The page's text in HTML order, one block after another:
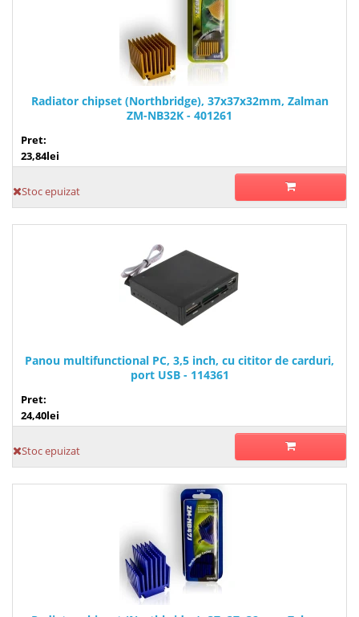
Radiator chipset (Northbridge), 37x37x32mm, Zalman
ZM-NB32K - 401261
Pret:
23,84lei
Stoc epuizat
Panou multifunctional PC, 3,5 inch, cu cititor de carduri,
port USB - 114361
Pret:
24,40lei
Stoc epuizat